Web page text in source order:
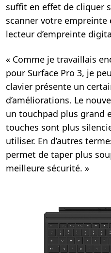
suffit en effet de cliquer
scanner votre
lecteur d’empreinte
« Comme je travaillais
pour Surface Pro 3, je
clavier présente un
d’améliorations. Le
un touchpad plus grand
touches sont plus
utiliser. En d’autres
permet de taper plus
meilleure sécurité. »